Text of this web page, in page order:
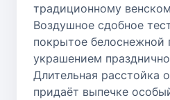
традиционному
Воздушное сдобное
покрытое белоснежной
украшением
Длительная расстойка
придаёт выпечке